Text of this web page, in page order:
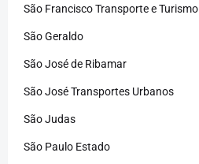
São Francisco Transporte e Turismo
São Geraldo
São José de Ribamar
São José Transportes Urbanos
São Judas
São Paulo Estado